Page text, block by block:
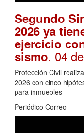
Segundo
2026 ya
ejercicio
sismo. 04
Protección Civil
2026 con cinco
para inmuebles
Periódico Correo